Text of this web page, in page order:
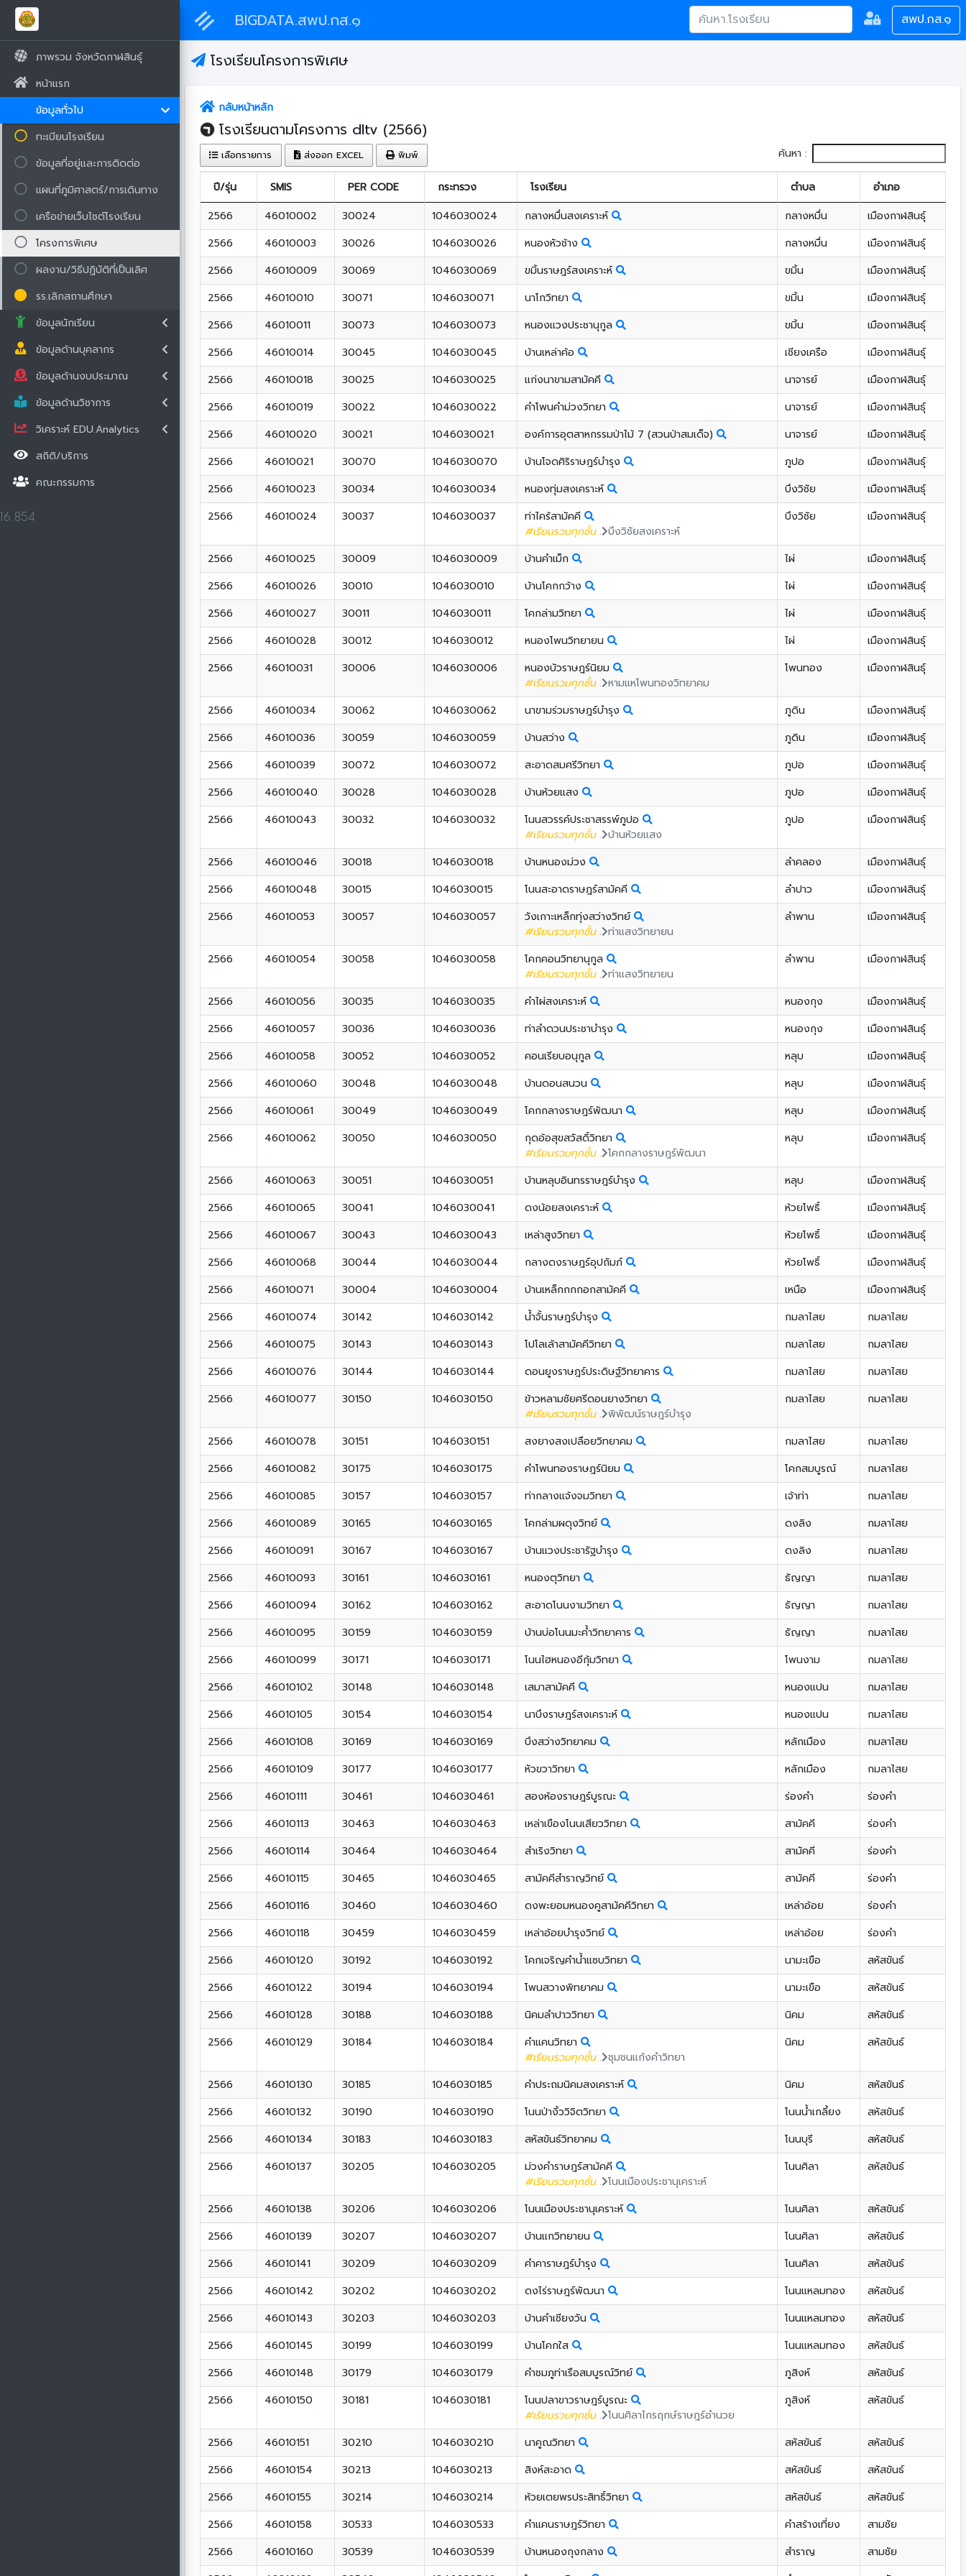
BIGDATA.สพป.กส.๑ สพป.กส.๑
ภาพรวม จังหวัดกาฬสินธุ์
หน้าแรก
ข้อมูลทั่วไป
ทะเบียนโรงเรียน
ข้อมูลที่อยู่และการติดต่อ
แผนที่ภูมิศาสตร์/การเดินทาง
เครือข่ายเว็บไซต์โรงเรียน
โครงการพิเศษ
ผลงาน/วิธีปฏิบัติที่เป็นเลิศ
รร.เลิกสถานศึกษา
ข้อมูลนักเรียน
ข้อมูลด้านบุคลากร
ข้อมูลด้านงบประมาณ
ข้อมูลด้านวิชาการ
วิเคราะห์ EDU.Analytics
สถิติ/บริการ
คณะกรรมการ
16.854
โรงเรียนโครงการพิเศษ
กลับหน้าหลัก
โรงเรียนตามโครงการ dltv (2566)
เลือกรายการ ส่งออก EXCEL พิมพ์ ค้นหา :
ปี/รุ่น SMIS PER CODE กระทรวง โรงเรียน ตำบล
อำเภอ
2566
46010002 30024 1046030024 กลางหมื่นสงเคราะห์ กลางหมื่น
เมืองกาฬสินธุ์
2566
46010003 30026 1046030026 หนองหัวช้าง กลางหมื่น
เมืองกาฬสินธุ์
2566
46010009 30069 1046030069 ขมิ้นราษฎร์สงเคราะห์ ขมิ้น
เมืองกาฬสินธุ์
2566
46010010 30071 1046030071 นาโกวิทยา ขมิ้น
เมืองกาฬสินธุ์
2566
46010011 30073 1046030073 หนองแวงประชานุกูล ขมิ้น
เมืองกาฬสินธุ์
2566
46010014 30045 1046030045 บ้านเหล่าค้อ เชียงเครือ
เมืองกาฬสินธุ์
2566
46010018 30025 1046030025 แก่งนาขามสามัคคี นาจารย์
เมืองกาฬสินธุ์
2566
46010019 30022 1046030022 คำโพนคำม่วงวิทยา นาจารย์
เมืองกาฬสินธุ์
2566
46010020 30021 1046030021 องค์การอุตสาหกรรมป่าไม้ 7 (สวนป่าสมเด็จ) นาจารย์
เมืองกาฬสินธุ์
2566
46010021 30070 1046030070 บ้านโจดศิริราษฎร์บำรุง ภูปอ
เมืองกาฬสินธุ์
2566
46010023 30034 1046030034 หนองทุ่มสงเคราะห์ บึงวิชัย
เมืองกาฬสินธุ์
2566
46010024 30037 1046030037
ท่าไคร้สามัคคี
#เรียนรวมทุกชั้น. บึงวิชัยสงเคราะห์
บึงวิชัย เมืองกาฬสินธุ์
2566 46010025 30009 1046030009 บ้านคำเม็ก ไผ่
เมืองกาฬสินธุ์
2566
46010026 30010 1046030010 บ้านโคกกว้าง ไผ่
เมืองกาฬสินธุ์
2566
46010027 30011 1046030011 โคกล่ามวิทยา ไผ่
เมืองกาฬสินธุ์
2566
46010028 30012 1046030012 หนองโพนวิทยายน ไผ่
เมืองกาฬสินธุ์
2566
46010031 30006 1046030006
หนองบัวราษฎร์นิยม
#เรียนรวมทุกชั้น. หามแหโพนทองวิทยาคม
โพนทอง เมืองกาฬสินธุ์
2566 46010034 30062 1046030062 นาขามร่วมราษฎร์บำรุง ภูดิน
เมืองกาฬสินธุ์
2566
46010036 30059 1046030059 บ้านสว่าง ภูดิน
เมืองกาฬสินธุ์
2566
46010039 30072 1046030072 สะอาดสมศรีวิทยา ภูปอ
เมืองกาฬสินธุ์
2566
46010040 30028 1046030028 บ้านห้วยแสง ภูปอ
เมืองกาฬสินธุ์
2566
46010043 30032 1046030032
โนนสวรรค์ประชาสรรพ์ภูปอ
#เรียนรวมทุกชั้น. บ้านห้วยแสง
ภูปอ เมืองกาฬสินธุ์
2566 46010046 30018 1046030018 บ้านหนองม่วง ลำคลอง
เมืองกาฬสินธุ์
2566
46010048 30015 1046030015 โนนสะอาดราษฎร์สามัคคี ลำปาว
เมืองกาฬสินธุ์
2566
46010053 30057 1046030057
วังเกาะเหล็กทุ่งสว่างวิทย์
#เรียนรวมทุกชั้น. ท่าแสงวิทยายน
ลำพาน เมืองกาฬสินธุ์
2566 46010054 30058 1046030058
โคกคอนวิทยานุกูล
#เรียนรวมทุกชั้น. ท่าแสงวิทยายน
ลำพาน เมืองกาฬสินธุ์
2566 46010056 30035 1046030035 คำไผ่สงเคราะห์ หนองกุง
เมืองกาฬสินธุ์
2566
46010057 30036 1046030036 ท่าลำดวนประชาบำรุง หนองกุง
เมืองกาฬสินธุ์
2566
46010058 30052 1046030052 คอนเรียบอนุกูล หลุบ
เมืองกาฬสินธุ์
2566
46010060 30048 1046030048 บ้านดอนสนวน หลุบ
เมืองกาฬสินธุ์
2566
46010061 30049 1046030049 โคกกลางราษฎร์พัฒนา หลุบ
เมืองกาฬสินธุ์
2566
46010062 30050 1046030050
กุดอ้อสุขสวัสดิ์วิทยา
#เรียนรวมทุกชั้น. โคกกลางราษฎร์พัฒนา
หลุบ เมืองกาฬสินธุ์
2566 46010063 30051 1046030051 บ้านหลุบอินทรราษฎร์บำรุง หลุบ
เมืองกาฬสินธุ์
2566
46010065 30041 1046030041 ดงน้อยสงเคราะห์ ห้วยโพธิ์
เมืองกาฬสินธุ์
2566
46010067 30043 1046030043 เหล่าสูงวิทยา ห้วยโพธิ์
เมืองกาฬสินธุ์
2566
46010068 30044 1046030044 กลางดงราษฎร์อุปถัมภ์ ห้วยโพธิ์
เมืองกาฬสินธุ์
2566
46010071 30004 1046030004 บ้านเหล็กกกกอกสามัคคี เหนือ
เมืองกาฬสินธุ์
2566
46010074 30142 1046030142 น้ำจั้นราษฎร์บำรุง กมลาไสย
กมลาไสย
2566
46010075 30143 1046030143 โปโลเล้าสามัคคีวิทยา กมลาไสย
กมลาไสย
2566
46010076 30144 1046030144 ดอนยูงราษฎร์ประดิษฐ์วิทยาคาร กมลาไสย
กมลาไสย
2566
46010077 30150 1046030150
ข้าวหลามชัยศรีดอนยางวิทยา
#เรียนรวมทุกชั้น. พิพัฒน์ราษฎร์บำรุง
กมลาไสย กมลาไสย
2566 46010078 30151 1046030151 สงยางสงเปลือยวิทยาคม กมลาไสย
กมลาไสย
2566
46010082 30175 1046030175 คำโพนทองราษฎร์นิยม โคกสมบูรณ์
กมลาไสย
2566
46010085 30157 1046030157 ท่ากลางแจ้งจมวิทยา เจ้าท่า
กมลาไสย
2566
46010089 30165 1046030165 โคกล่ามผดุงวิทย์ ดงลิง
กมลาไสย
2566
46010091 30167 1046030167 บ้านแวงประชารัฐบำรุง ดงลิง
กมลาไสย
2566
46010093 30161 1046030161 หนองตุวิทยา ธัญญา
กมลาไสย
2566
46010094 30162 1046030162 สะอาดโนนงามวิทยา ธัญญา
กมลาไสย
2566
46010095 30159 1046030159 บ้านบ่อโนนมะค้ำวิทยาคาร ธัญญา
กมลาไสย
2566
46010099 30171 1046030171 โนนไฮหนองอีกุ้มวิทยา โพนงาม
กมลาไสย
2566
46010102 30148 1046030148 เสมาสามัคคี หนองแปน
กมลาไสย
2566
46010105 30154 1046030154 นาบึงราษฎร์สงเคราะห์ หนองแปน
กมลาไสย
2566
46010108 30169 1046030169 บึงสว่างวิทยาคม หลักเมือง
กมลาไสย
2566
46010109 30177 1046030177 หัวขวาวิทยา หลักเมือง
กมลาไสย
2566
46010111 30461 1046030461 สองห้องราษฎร์บูรณะ ร่องคำ
ร่องคำ
2566
46010113 30463 1046030463 เหล่าเขืองโนนเสียววิทยา สามัคคี
ร่องคำ
2566
46010114 30464 1046030464 สำเริงวิทยา สามัคคี
ร่องคำ
2566
46010115 30465 1046030465 สามัคคีสำราญวิทย์ สามัคคี
ร่องคำ
2566
46010116 30460 1046030460 ดงพะยอมหนองคูสามัคคีวิทยา เหล่าอ้อย
ร่องคำ
2566
46010118 30459 1046030459 เหล่าอ้อยบำรุงวิทย์ เหล่าอ้อย
ร่องคำ
2566
46010120 30192 1046030192 โคกเจริญคำน้ำแซบวิทยา นามะเขือ
สหัสขันธ์
2566
46010122 30194 1046030194 โพนสวางพิทยาคม นามะเขือ
สหัสขันธ์
2566
46010128 30188 1046030188 นิคมลำปาววิทยา นิคม
สหัสขันธ์
2566
46010129 30184 1046030184
คำแคนวิทยา
#เรียนรวมทุกชั้น. ชุมชนแก้งคำวิทยา
นิคม สหัสขันธ์
2566 46010130 30185 1046030185 คำประถมนิคมสงเคราะห์ นิคม
สหัสขันธ์
2566
46010132 30190 1046030190 โนนป่างิ้ววิจิตวิทยา โนนน้ำเกลี้ยง
สหัสขันธ์
2566
46010134 30183 1046030183 สหัสขันธ์วิทยาคม โนนบุรี
สหัสขันธ์
2566
46010137 30205 1046030205
ม่วงคำราษฎร์สามัคคี
#เรียนรวมทุกชั้น. โนนเมืองประชานุเคราะห์
โนนศิลา สหัสขันธ์
2566 46010138 30206 1046030206 โนนเมืองประชานุเคราะห์ โนนศิลา
สหัสขันธ์
2566
46010139 30207 1046030207 บ้านแกวิทยายน โนนศิลา
สหัสขันธ์
2566
46010141 30209 1046030209 คำคาราษฎร์บำรุง โนนศิลา
สหัสขันธ์
2566
46010142 30202 1046030202 ดงไร่ราษฎร์พัฒนา โนนแหลมทอง
สหัสขันธ์
2566
46010143 30203 1046030203 บ้านคำเชียงวัน โนนแหลมทอง
สหัสขันธ์
2566
46010145 30199 1046030199 บ้านโคกใส โนนแหลมทอง
สหัสขันธ์
2566
46010148 30179 1046030179 คำชมภูท่าเรือสมบูรณ์วิทย์ ภูสิงห์
สหัสขันธ์
2566
46010150 30181 1046030181
โนนปลาขาวราษฎร์บูรณะ
#เรียนรวมทุกชั้น. โนนศิลาไกรฤกษ์ราษฎร์อำนวย
ภูสิงห์ สหัสขันธ์
2566 46010151 30210 1046030210 นาคูณวิทยา สหัสขันธ์
สหัสขันธ์
2566
46010154 30213 1046030213 สิงห์สะอาด สหัสขันธ์
สหัสขันธ์
2566
46010155 30214 1046030214 ห้วยเตยพรประสิทธิ์วิทยา สหัสขันธ์
สหัสขันธ์
2566
46010158 30533 1046030533 คำแคนราษฎร์วิทยา คำสร้างเที่ยง
สามชัย
2566
46010160 30539 1046030539 บ้านหนองกุงกลาง สำราญ
สามชัย